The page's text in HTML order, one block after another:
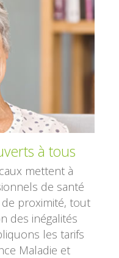
à tous
mettent à
de santé
proximité, tout
des inégalités
les tarifs
Maladie et